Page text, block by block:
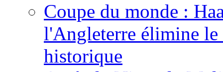
Coupe du monde :
l'Angleterre élimine
historique